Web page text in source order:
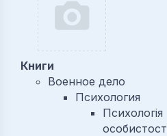
Книги
Военное дело
Психология
Психологія